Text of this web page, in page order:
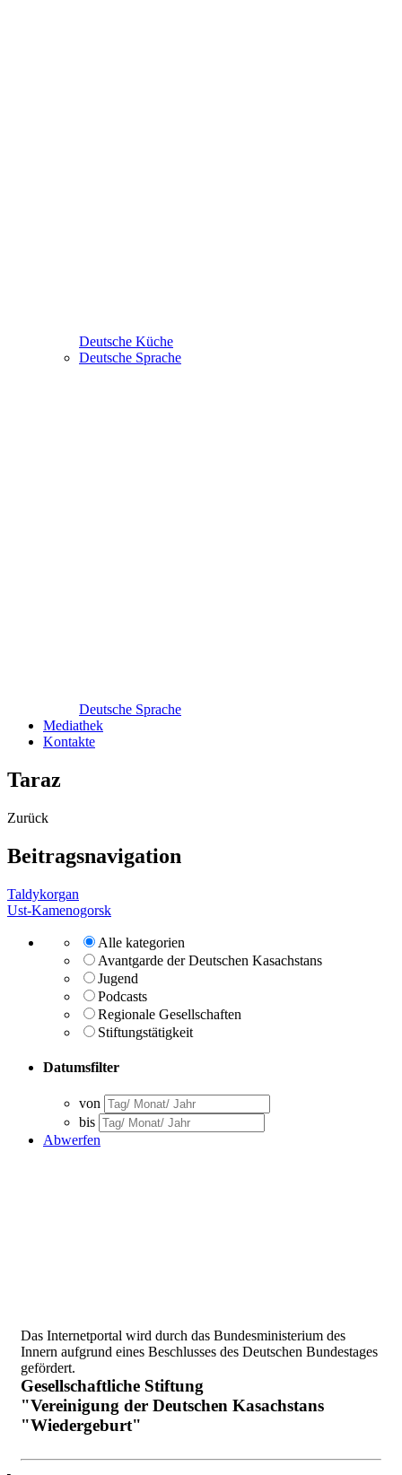
Deutsche Küche
Deutsche Sprache
Deutsche Sprache
Mediathek
Kontakte
Taraz
Zurück
Beitragsnavigation
Taldykorgan
Ust-Kamenogorsk
Alle kategorien
Avantgarde der Deutschen Kasachstans
Jugend
Podcasts
Regionale Gesellschaften
Stiftungstätigkeit
Datumsfilter
von
bis
Abwerfen
Das Internetportal wird durch das Bundesministerium des
Innern aufgrund eines Beschlusses des Deutschen Bundestages
gefördert.
Gesellschaftliche Stiftung
"Vereinigung der Deutschen Kasachstans
"Wiedergeburt"